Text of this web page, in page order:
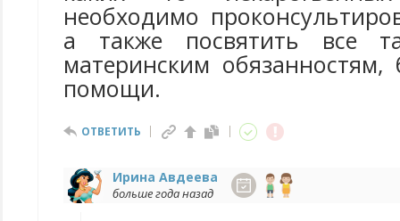
необходимо
а также посвятить все
материнским обязанностям,
помощи.
ОТВЕТИТЬ
Ирина Авдеева
больше года назад